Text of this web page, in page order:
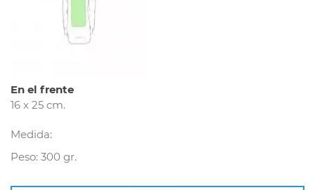
En el frente
16 x 25 cm.
Medida:
Peso: 300 gr.